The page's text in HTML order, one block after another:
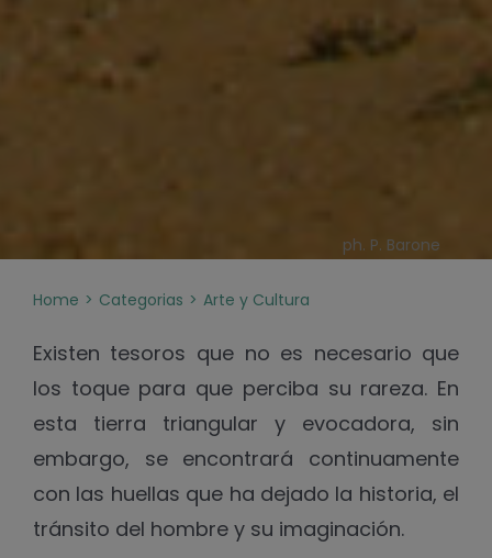
ph. P. Barone
Home Categorias Arte y Cultura
Existen tesoros que no es necesario que
los toque para que perciba su rareza. En
esta tierra triangular y evocadora, sin
embargo, se encontrará continuamente
con las huellas que ha dejado la historia, el
tránsito del hombre y su imaginación.